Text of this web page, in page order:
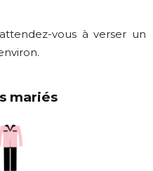
vous à verser un
mariés